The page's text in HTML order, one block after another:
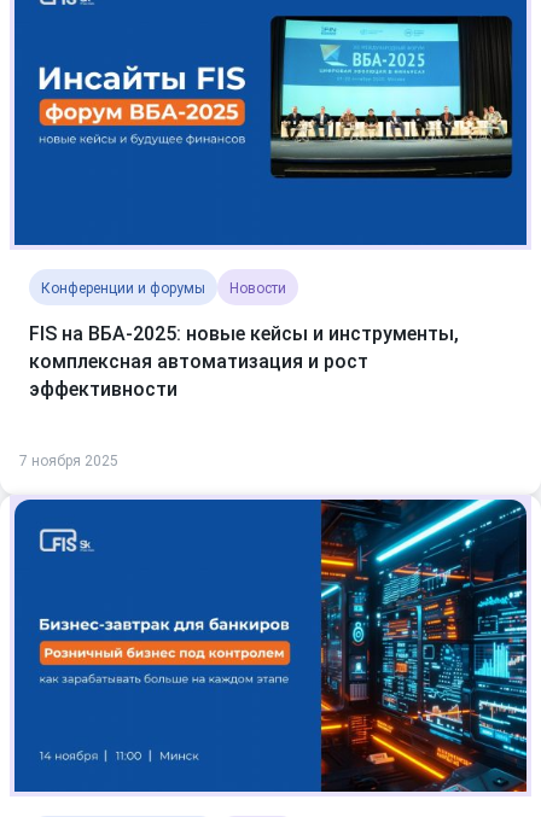
Конференции и форумы Новости
FIS на ВБА‑2025: новые кейсы и инструменты,
комплексная автоматизация и рост
эффективности
7 ноября 2025